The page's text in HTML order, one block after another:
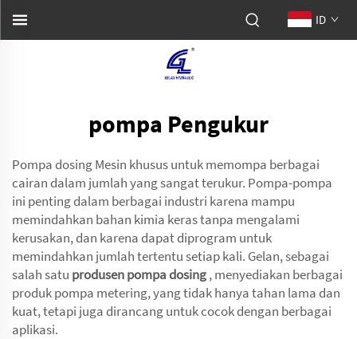
ID
pompa Pengukur
Pompa dosing Mesin khusus untuk memompa berbagai
cairan dalam jumlah yang sangat terukur. Pompa-pompa
ini penting dalam berbagai industri karena mampu
memindahkan bahan kimia keras tanpa mengalami
kerusakan, dan karena dapat diprogram untuk
memindahkan jumlah tertentu setiap kali. Gelan, sebagai
salah satu produsen pompa dosing, menyediakan berbagai
produk pompa metering, yang tidak hanya tahan lama dan
kuat, tetapi juga dirancang untuk cocok dengan berbagai
aplikasi.